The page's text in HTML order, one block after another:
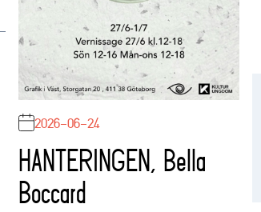
2026-06-24
HANTERINGEN, Bella
Boccard